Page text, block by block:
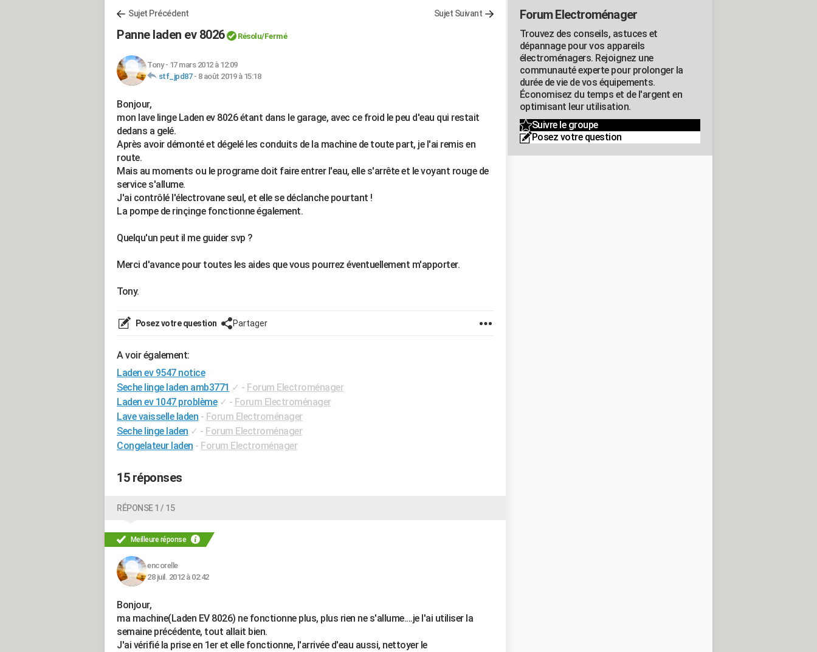
Sujet Précédent Sujet Suivant
Panne laden ev 8026 Résolu/Fermé
Tony- 17 mars 2012 à 12:09
stf_jpd87- 8 août 2019 à 15:18
Bonjour,
mon lave linge Laden ev 8026 étant dans le garage, avec ce froid le peu d'eau qui restait
dedans a gelé.
Après avoir démonté et dégelé les conduits de la machine de toute part, je l'ai remis en
route.
Mais au moments ou le programe doit faire entrer l'eau, elle s'arrête et le voyant rouge de
service s'allume.
J'ai contrôlé l'électrovane seul, et elle se déclanche pourtant !
La pompe de rinçinge fonctionne également.
Quelqu'un peut il me guider svp ?
Merci d'avance pour toutes les aides que vous pourrez éventuellement m'apporter.
Tony.
Posez votre question Partager
A voir également:
Laden ev 9547 notice
Seche linge laden amb3771 ✓ - Forum Electroménager
Laden ev 1047 problème ✓ - Forum Electroménager
Lave vaisselle laden - Forum Electroménager
Seche linge laden ✓ - Forum Electroménager
Congelateur laden - Forum Electroménager
15 réponses
RÉPONSE 1 / 15
Meilleure réponse
encorelle
28 juil. 2012 à 02:42
Bonjour,
ma machine(Laden EV 8026) ne fonctionne plus, plus rien ne s'allume....je l'ai utiliser la
semaine précédente, tout allait bien.
J'ai vérifié la prise en 1er et elle fonctionne, l'arrivée d'eau aussi, nettoyer le
Forum Electroménager
Trouvez des conseils, astuces et
dépannage pour vos appareils
électroménagers. Rejoignez une
communauté experte pour prolonger la
durée de vie de vos équipements.
Économisez du temps et de l'argent en
optimisant leur utilisation.
Suivre le groupe
Posez votre question